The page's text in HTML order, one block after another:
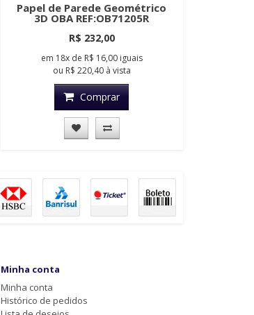
Papel de Parede Geométrico
3D OBA REF:OB71205R
R$ 232,00
em 18xde R$ 16,00 iguais
ou R$ 220,40à vista
Comprar
Minha conta
Minha conta
Histórico de pedidos